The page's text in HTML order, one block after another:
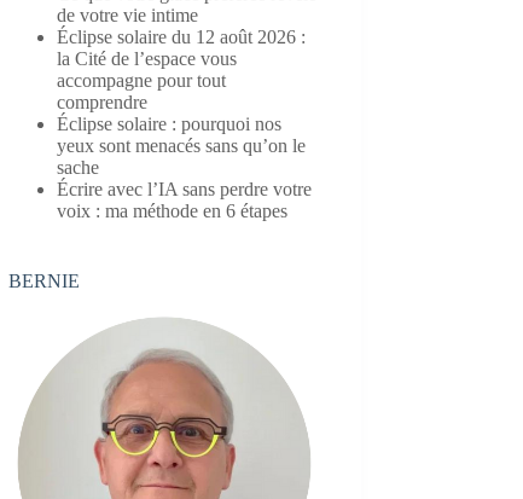
de votre vie intime
Éclipse solaire du 12 août 2026 :
la Cité de l’espace vous
accompagne pour tout
comprendre
Éclipse solaire : pourquoi nos
yeux sont menacés sans qu’on le
sache
Écrire avec l’IA sans perdre votre
voix : ma méthode en 6 étapes
BERNIE